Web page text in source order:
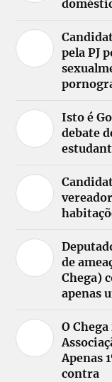
pela PJ
Isto é
debate
de
Chega)
apenas
O
Apenas
contra